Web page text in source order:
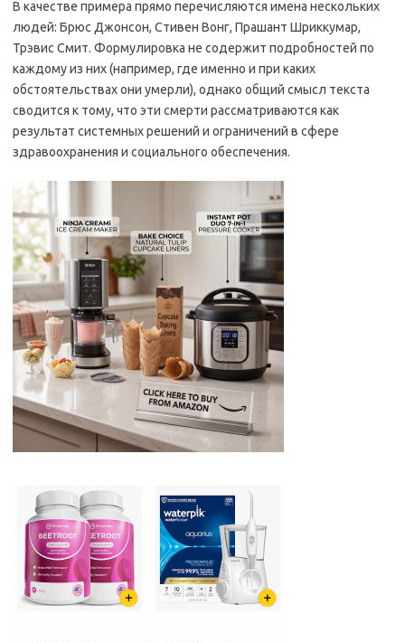
В качестве примера прямо перечисляются имена нескольких
людей: Брюс Джонсон, Стивен Вонг, Прашант Шриккумар,
Трэвис Смит. Формулировка не содержит подробностей по
каждому из них (например, где именно и при каких
обстоятельствах они умерли), однако общий смысл текста
сводится к тому, что эти смерти рассматриваются как
результат системных решений и ограничений в сфере
здравоохранения и социального обеспечения.